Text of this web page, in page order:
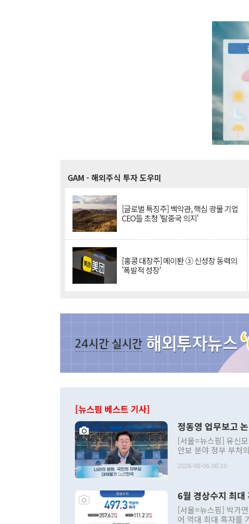
GAM - 해외주식 투자 도우미
[글로벌 특징주] 백악관, 핵심 광물 기업
CEO들 초청 '탈중국 의지'
[홍콩 대장주] 메이퇀 ③ 신성장 동력의
'폭발적 성장'
[뉴스핌 베스트 기사]
정동영 업무보고
[서울=뉴스핌] 유신
안보 분야 정부 부처
발언 중에는 정부 내
주의적 희망에 근거
관의 대북 정책 관련
관 부처 장관이 공개
2026-08-06 06:10
6월 경상수지 최대
[서울=뉴스핌] 박가
어 역대 최대 흑자를